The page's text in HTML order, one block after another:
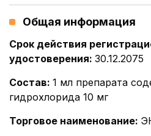
Общая информация
Срок действия
удостоверения: 30.12.2075
Состав: 1 мл препарата
гидрохлорида 10 мг
Торговое наименование: